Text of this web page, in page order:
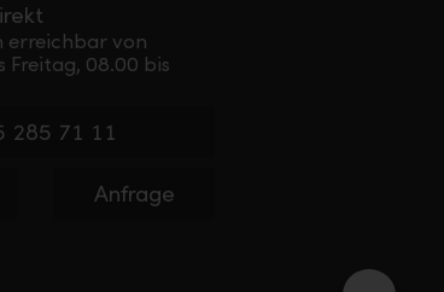
erreichbar von
Freitag, 08.00 bis
285 71 11
Anfrage